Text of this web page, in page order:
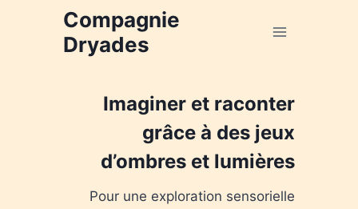
Compagnie
Dryades
Imaginer et raconter
grâce à des jeux
d’ombres et lumières
Pour une exploration sensorielle